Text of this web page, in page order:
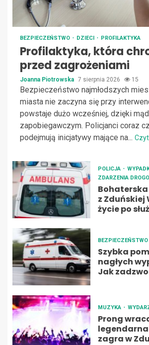
BEZPIECZEŃSTWO DZIECI PROFILAKTYKA
Profilaktyka, która
przed zagrożeniami
Joanna Piotrowska 7 sierpnia 2026 15
Bezpieczeństwo najmłodszych
miasta nie zaczyna się przy
powstaje dużo wcześniej, dzięki
zapobiegawczym. Policjanci coraz
podejmują inicjatywy mające na...
POLICJA
ZDARZENIA
z Zduńskiej
życie po
BEZPIECZEŃSTWO
Szybka
nagłych
Jak
MUZYKA
Prong
zagra w